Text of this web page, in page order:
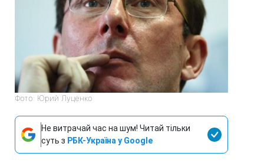
Фото: Юрий Луценко
Не витрачай час на шум! Читай тільки
суть з РБК-Україна у Google